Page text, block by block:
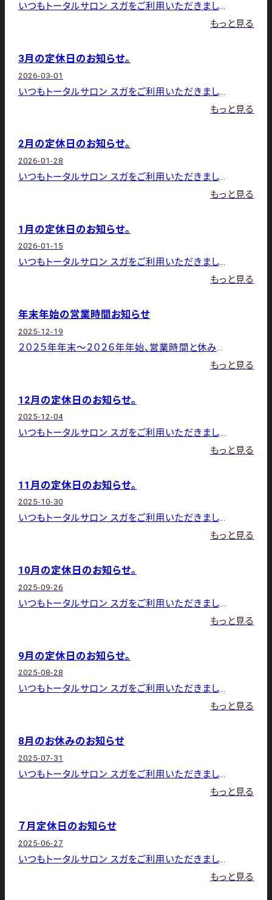
いつもトータルサロン スガをご利用いただきましてありがとうございます。 4月の店休日は下記の通りです。6日（月）・
もっと見る
3月の定休日のお知らせ。
2026-03-01
いつもトータルサロン スガをご利用いただきましてありがとうございます。 3月の店休日は下記の通りです。2日（月）・
もっと見る
2月の定休日のお知らせ。
2026-01-28
いつもトータルサロン スガをご利用いただきましてありがとうございます。 2月の店休日は下記の通りです。2日（月）・
もっと見る
1月の定休日のお知らせ。
2026-01-15
いつもトータルサロン スガをご利用いただきましてありがとうございます。 1月の店休日は下記の通りです。１日～６日、
もっと見る
年末年始の営業時間お知らせ
2025-12-19
２０２５年年末～２０２６年年始、営業時間と休みのお知らせです。 27日 ９：００～18：00 ２８日 9：00～
もっと見る
12月の定休日のお知らせ。
2025-12-04
いつもトータルサロン スガをご利用いただきましてありがとうございます。 12月の店休日は下記の通りです。1日（月）
もっと見る
11月の定休日のお知らせ。
2025-10-30
いつもトータルサロン スガをご利用いただきましてありがとうございます。 11月の店休日は下記の通りです。4日（火）
もっと見る
10月の定休日のお知らせ。
2025-09-26
いつもトータルサロン スガをご利用いただきましてありがとうございます。 10月の店休日は下記の通りです。6日（月）
もっと見る
9月の定休日のお知らせ。
2025-08-28
いつもトータルサロン スガをご利用いただきましてありがとうございます。 9月の店休日は下記の通りです。1日（月）・
もっと見る
8月のお休みのお知らせ
2025-07-31
いつもトータルサロン スガをご利用いただきましてありがとうございます。 8月の店休日は下記の通りです。4日（月）・
もっと見る
７月定休日のお知らせ
2025-06-27
いつもトータルサロン スガをご利用いただきましてありがとうございます。 7月の店休日は下記の通りです。1日（火）、
もっと見る